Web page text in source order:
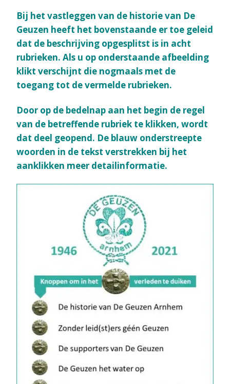
Bij het vastleggen van de historie van De
Geuzen heeft het bovenstaande er toe geleid
dat de beschrijving opgesplitst is in acht
rubrieken. Als u op onderstaande afbeelding
klikt verschijnt die nogmaals met de
toegang tot de vermelde rubrieken.
Door op de bedelnap aan het begin de regel
van de betreffende rubriek te klikken, wordt
dat deel geopend. De blauw onderstreepte
woorden in de tekst verstrekken bij het
aanklikken meer detailinformatie.